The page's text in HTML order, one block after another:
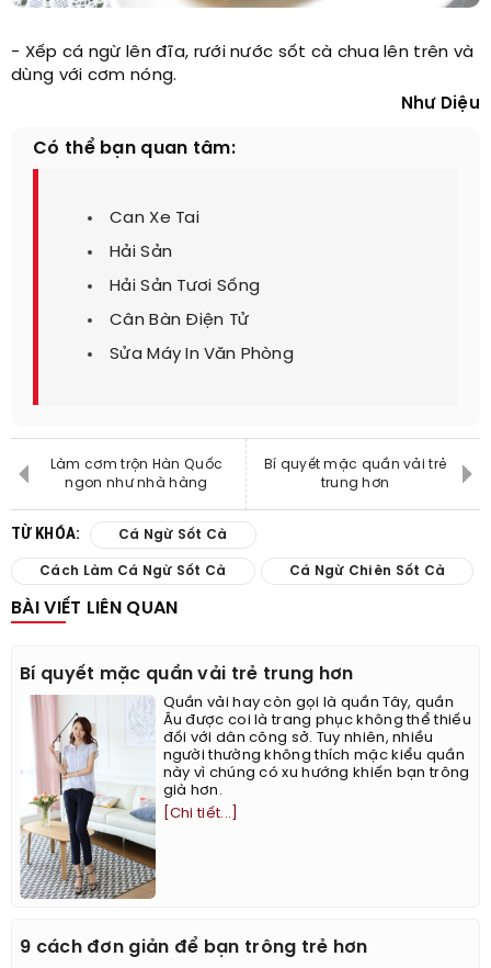
- Xếp cá ngừ lên đĩa, rưới nước sốt cà chua lên trên và
dùng với cơm nóng.
Như Diệu
Có thể bạn quan tâm:
Can Xe Tai
Hải Sản
Hải Sản Tươi Sống
Cân Bàn Điện Tử
Sửa Máy In Văn Phòng
Làm cơm trộn Hàn Quốc
ngon như nhà hàng
Bí quyết mặc quần vải trẻ
trung hơn
TỪ KHÓA: Cá Ngừ Sốt Cà
Cách Làm Cá Ngừ Sốt Cà Cá Ngừ Chiên Sốt Cà
BÀI VIẾT LIÊN QUAN
Bí quyết mặc quần vải trẻ trung hơn
Quần vải hay còn gọi là quần Tây, quần
Âu được coi là trang phục không thể thiếu
đối với dân công sở. Tuy nhiên, nhiều
người thường không thích mặc kiểu quần
này vì chúng có xu hướng khiến bạn trông
già hơn.
[Chi tiết...]
9 cách đơn giản để bạn trông trẻ hơn